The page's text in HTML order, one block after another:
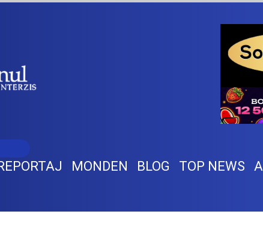
MONDEN BLOG TOP NEWS